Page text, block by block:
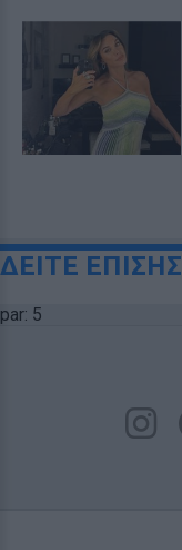
ΔΕΙΤΕ ΕΠΙΣΗΣ
par: 5